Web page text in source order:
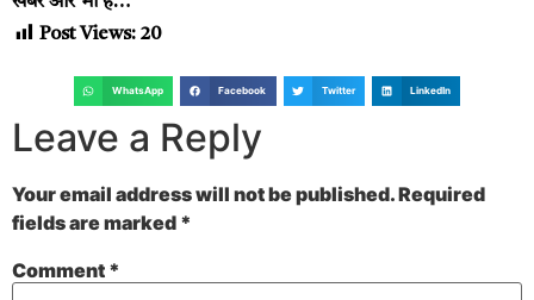
Post Views: 20
WhatsApp Facebook Twitter LinkedIn
Leave a Reply
Your email address will not be published.Required
fields are marked *
Comment *